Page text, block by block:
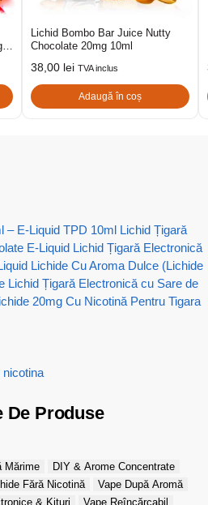
Lichid Bombo Bar Juice Nutty
Chocolate 20mg 10ml
38,00 lei TVA inclus
Adaugă în coș
– E-Liquid TPD 10ml Lichid Țigară
E-Liquid Lichid Țigară Electronică
Lichide Cu Aroma Dulce (Lichide
Lichid Țigară Electronică cu Sare de
20mg Cu Nicotină Pentru Tigara
nicotina
De Produse
Mărime
DIY & Arome Concentrate
Fără Nicotină
Vape După Aromă
& Kituri
Vape Reîncărcabil